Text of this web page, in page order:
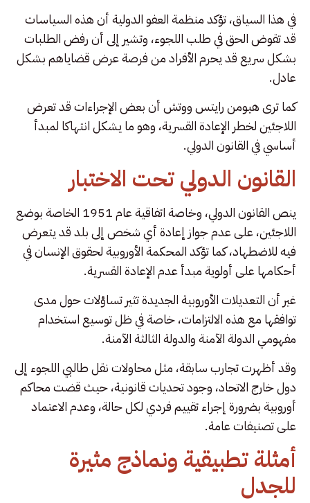
في هذا السياق، تؤكد منظمة العفو الدولية أن هذه السياسات
قد تقوض الحق في طلب اللجوء، وتشير إلى أن رفض الطلبات
بشكل سريع قد يحرم الأفراد من فرصة عرض قضاياهم بشكل
عادل.
كما ترى هيومن رايتس ووتش أن بعض الإجراءات قد تعرض
اللاجئين لخطر الإعادة القسرية، وهو ما يشكل انتهاكا لمبدأ
أساسي في القانون الدولي.
القانون الدولي تحت الاختبار
ينص القانون الدولي، وخاصة اتفاقية عام 1951 الخاصة بوضع
اللاجئين، على عدم جواز إعادة أي شخص إلى بلد قد يتعرض
فيه للاضطهاد، كما تؤكد المحكمة الأوروبية لحقوق الإنسان في
أحكامها على أولوية مبدأ عدم الإعادة القسرية.
غير أن التعديلات الأوروبية الجديدة تثير تساؤلات حول مدى
توافقها مع هذه الالتزامات، خاصة في ظل توسيع استخدام
مفهومي الدولة الآمنة والدولة الثالثة الآمنة.
وقد أظهرت تجارب سابقة، مثل محاولات نقل طالبي اللجوء إلى
دول خارج الاتحاد، وجود تحديات قانونية، حيث قضت محاكم
أوروبية بضرورة إجراء تقييم فردي لكل حالة، وعدم الاعتماد
على تصنيفات عامة.
أمثلة تطبيقية ونماذج مثيرة
للجدل